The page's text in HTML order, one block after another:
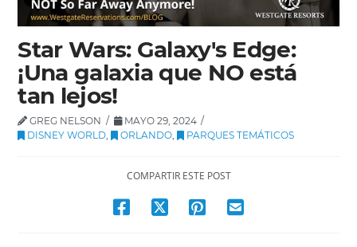
Star Wars: Galaxy's Edge:
¡Una galaxia que NO está
tan lejos!
GREG NELSON
MAYO 29, 2024
DISNEY WORLD , ORLANDO , PARQUES TEMÁTICOS
COMPARTIR ESTE POST